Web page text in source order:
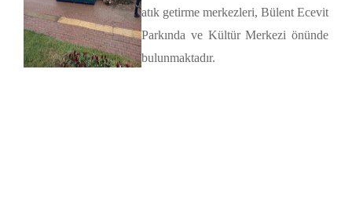
atık getirme merkezleri, Bülent Ecevit
Parkında ve Kültür Merkezi önünde
bulunmaktadır.